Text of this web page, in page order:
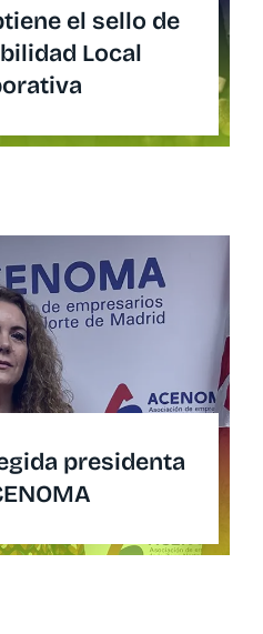
el sello de
Local
presidenta